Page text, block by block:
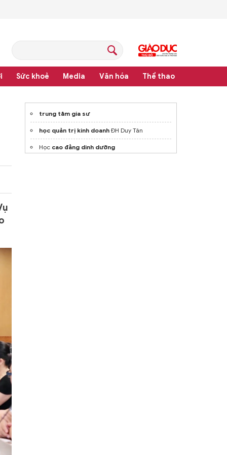
Sức khoẻ Media Văn hóa Thể thao
trung tâm gia sư
học quản trị kinh doanh ĐH Duy Tân
Học cao đẳng dinh dưỡng